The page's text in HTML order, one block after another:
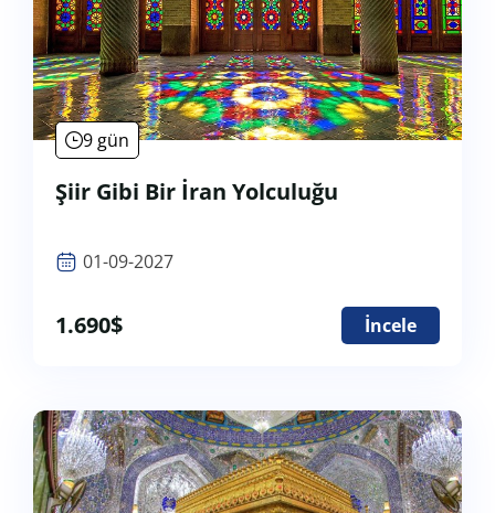
9 gün
Şiir Gibi Bir İran Yolculuğu
01-09-2027
1.690$ İncele